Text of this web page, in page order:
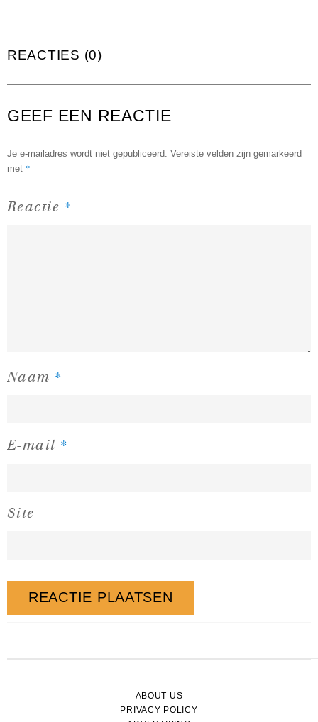
REACTIES (0)
GEEF EEN REACTIE
Je e-mailadres wordt niet gepubliceerd. Vereiste velden zijn gemarkeerd
met *
Reactie *
Naam *
E-mail *
Site
ABOUT US
PRIVACY POLICY